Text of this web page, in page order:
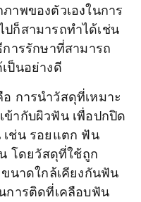
าพของตัวเองในการ
ก็สามารถทำได้เช่น
การรักษาที่สามารถ
ป็นอย่างดี
อ การนำวัสดุที่เหมาะ
ากับผิวฟัน เพื่อปกปิด
ช่น รอยแตก ฟัน
โดยวัสดุที่ใช้ถูก
นาดใกล้เคียงกันฟัน
การติดที่เคลือบฟัน